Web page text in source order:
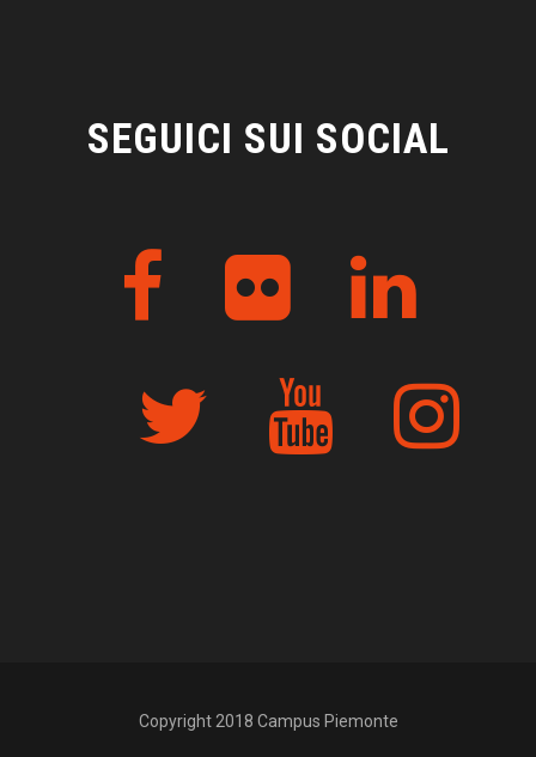
SEGUICI SUI SOCIAL
Copyright 2018 Campus Piemonte